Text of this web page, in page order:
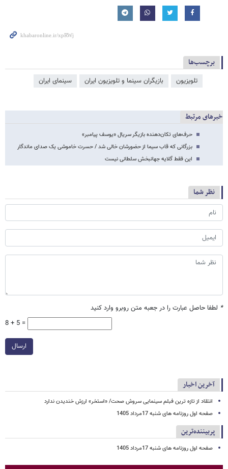
برچسب‌ها
تلویزیون بازیگران سینما و تلویزیون ایران سینمای ایران
خبرهای مرتبط
حرف‌های تکان‌دهنده بازیگر سریال «یوسف پیامبر»
بزرگانی که قاب سیما از حضورشان خالی شد / حسرت خاموشی یک‌ صدای ماندگار
این فقط گلایه جهانبخش سلطانی نیست
نظر شما
* لطفا حاصل عبارت را در جعبه متن روبرو وارد کنید
8 + 5 =
ارسال
آخرین اخبار
انتقاد از تازه ترین فبلم سینمایی سروش صحت/ «استخر» ارزش خندیدن ندارد
صفحه اول روزنامه های شنبه 17مرداد 1405
پربیننده‌ترین
صفحه اول روزنامه های شنبه 17مرداد 1405